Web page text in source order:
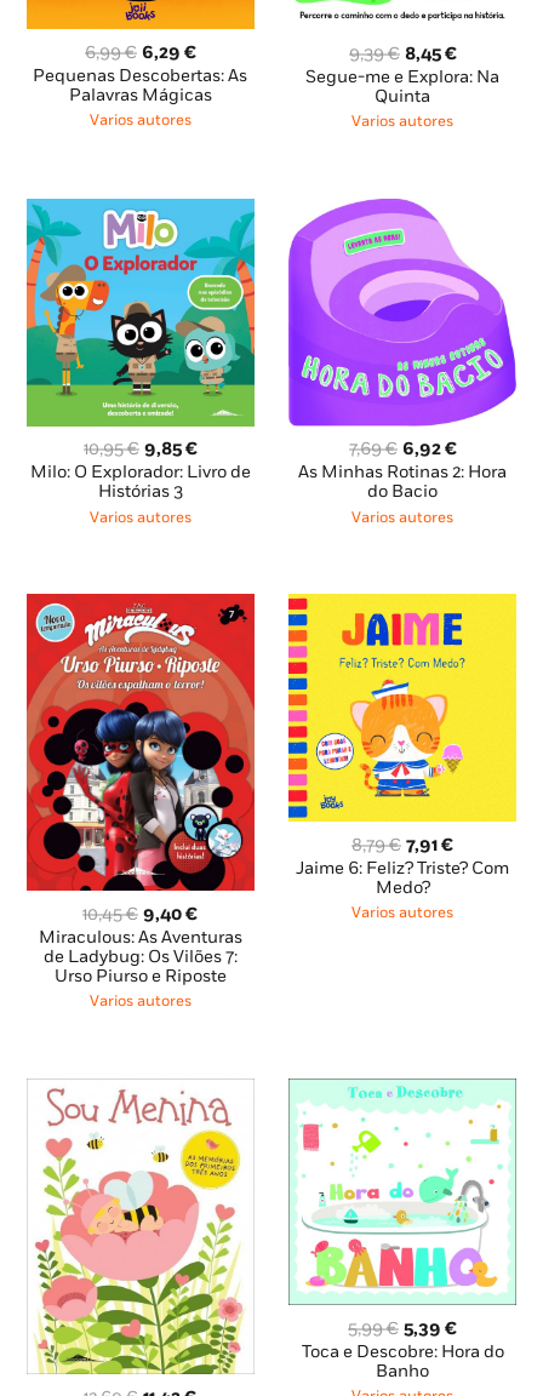
6,99€ O
preço
original
era:
6,29 €O
preço
atual
Pequenas Descobertas: As
Palavras Mágicas
Varios autores
9,39€ O
preço
original
era:
8,45€O
preço
Segue-me e Explora: Na
Quinta
Varios autores
10,95€ O
preço
original
era:
9,85€O
preço
Milo: O Explorador: Livro de
Histórias 3
Varios autores
7,69€ O
preço
original
era:
6,92€O
preço
As Minhas Rotinas 2: Hora
do Bacio
Varios autores
10,45€ O
preço
original
era:
10,45 €.
9,40€O
preço
atual
é:
Miraculous: As Aventuras
de Ladybug: Os Vilões 7:
Urso Piurso e Riposte
Varios autores
8,79€ O
preço
original
era:
7,91€O
preço
é:
Jaime 6: Feliz? Triste? Com
Medo?
Varios autores
5,99€ O
preço
original
5,39€O
preço
Toca e Descobre: Hora do
Banho